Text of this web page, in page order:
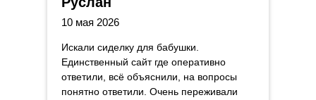
10 мая 2026
Искали сиделку для бабушки.
Единственный сайт где оперативно
ответили, всё объяснили, на вопросы
понятно ответили. Очень переживали